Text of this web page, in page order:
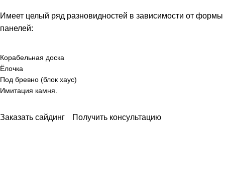
Имеет целый ряд разновидностей в зависимости от формы
панелей:
Корабельная доска
Ёлочка
Под бревно (блок хаус)
Имитация камня.
Заказать сайдинг Получить консультацию